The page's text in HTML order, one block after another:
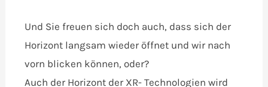
Und Sie freuen sich doch auch, dass sich der
Horizont langsam wieder öffnet und wir nach
vorn blicken können, oder?
Auch der Horizont der XR- Technologien wird